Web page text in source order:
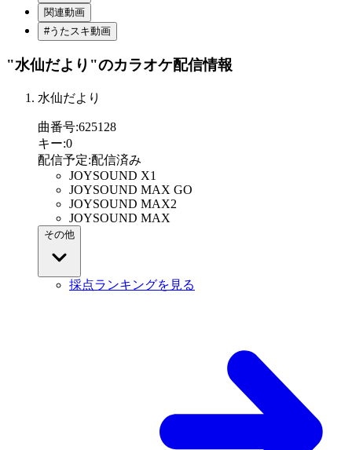
関連動画
#うたスキ動画
"水仙だより"のカラオケ配信情報
水仙だより
曲番号:625128
キー:0
配信予定:配信済み
JOYSOUND X1
JOYSOUND MAX GO
JOYSOUND MAX2
JOYSOUND MAX
その他
採点ランキングを見る